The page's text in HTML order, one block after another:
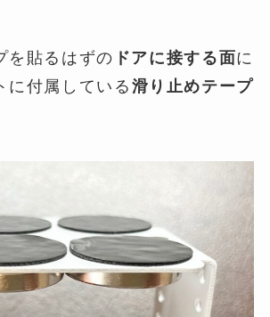
を貼るはずの ドアに接する面に
に付属している 滑り止めテープ